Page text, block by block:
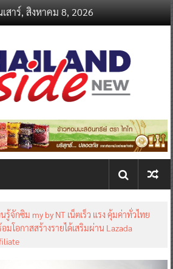
เสาร์, สิงหาคม 8, 2026
รู้จักซิม my by NT เน็ตเร็ว แรง คุ้มค่าทั่วไทย
มโอกาสสร้างรายได้เสริมผ่าน Lazada